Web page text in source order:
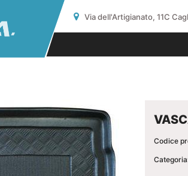
Via dell'Artigianato, 11C
Codice